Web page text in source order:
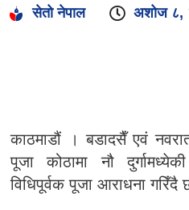
सेतो नेपाल अशोज ८,
काठमाडौं । बडादसैँ एवं
पूजा कोठामा नौ
विधिपूर्वक पूजा आराधना गरिँदै